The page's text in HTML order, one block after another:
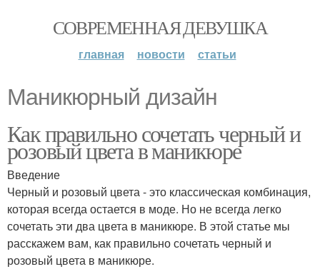
СОВРЕМЕННАЯ ДЕВУШКА
главная новости статьи
Маникюрный дизайн
Как правильно сочетать черный и
розовый цвета в маникюре
Введение
Черный и розовый цвета - это классическая комбинация,
которая всегда остается в моде. Но не всегда легко
сочетать эти два цвета в маникюре. В этой статье мы
расскажем вам, как правильно сочетать черный и
розовый цвета в маникюре.